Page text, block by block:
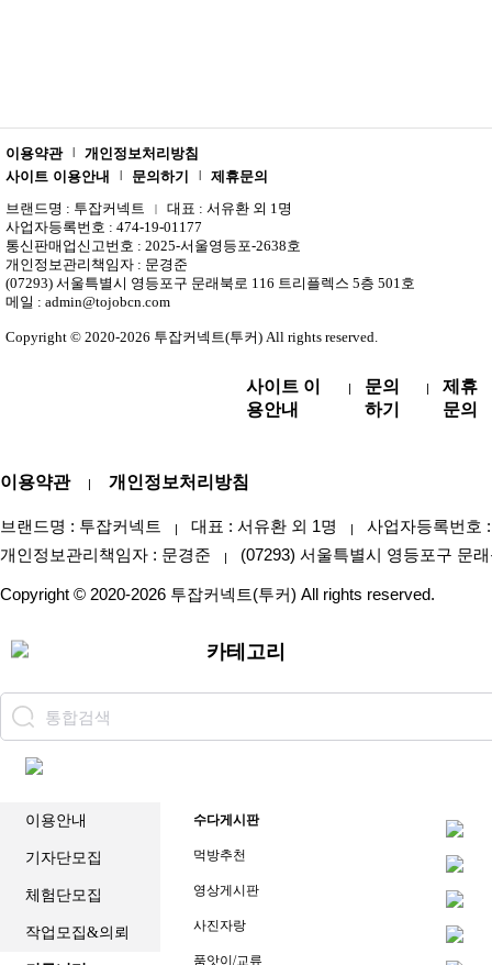
이용약관
개인정보처리방침
사이트 이용안내
문의하기 제휴문의
브랜드명 : 투잡커넥트 |
대표 : 서유환 외 1명
사업자등록번호 : 474-19-01177
통신판매업신고번호 : 2025-서울영등포-2638호
개인정보관리책임자 : 문경준
(07293) 서울특별시 영등포구 문래북로 116 트리플렉스 5층 501호
메일 : admin@tojobcn.com
Copyright © 2020-2026 투잡커넥트(투커) All rights reserved.
사이트 이
용안내
| 문의
하기
|제휴
문의
이용약관 | 개인정보처리방침
브랜드명 : 투잡커넥트 | 대표 : 서유환 외 1명 | 사업자등록번호
개인정보관리책임자 : 문경준 | (07293) 서울특별시 영등포구 문
Copyright © 2020-2026 투잡커넥트(투커) All rights reserved.
카테고리
이용안내
기자단모집
체험단모집
작업모집&의뢰
수다게시판
먹방추천
영상게시판
사진자랑
품앗이/교류